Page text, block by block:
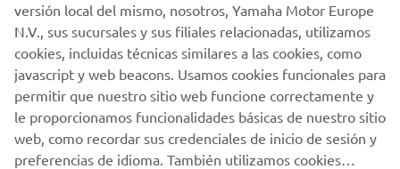
AYUDA
BOLETÍN DE NOTICIAS
Sé el primero en enterarte de las últimas ofertas, eventos
especiales, novedades
versión local del mismo, nosotros, Yamaha Motor Europe
N.V., sus sucursales y sus filiales relacionadas, utilizamos
cookies, incluidas técnicas similares a las cookies, como
javascript y web beacons. Usamos cookies funcionales para
permitir que nuestro sitio web funcione correctamente y
le proporcionamos funcionalidades básicas de nuestro sitio
web, como recordar sus credenciales de inicio de sesión y
preferencias de idioma. También utilizamos cookies